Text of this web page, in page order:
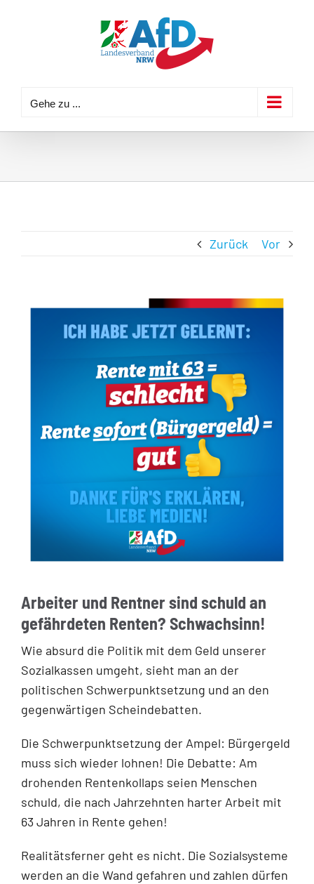
Gehe zu ...
Zurück Vor
Arbeiter und Rentner sind schuld an
gefährdeten Renten? Schwachsinn!
Wie absurd die Politik mit dem Geld unserer
Sozialkassen umgeht, sieht man an der
politischen Schwerpunktsetzung und an den
gegenwärtigen Scheindebatten.
Die Schwerpunktsetzung der Ampel: Bürgergeld
muss sich wieder lohnen! Die Debatte: Am
drohenden Rentenkollaps seien Menschen
schuld, die nach Jahrzehnten harter Arbeit mit
63 Jahren in Rente gehen!
Realitätsferner geht es nicht. Die Sozialsysteme
werden an die Wand gefahren und zahlen dürfen